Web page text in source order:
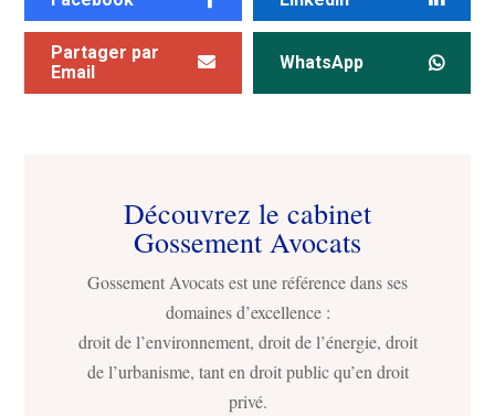
Partager par
Email
WhatsApp
Découvrez le cabinet
Gossement Avocats
Gossement Avocats est une référence dans ses
domaines d’excellence :
droit de l’environnement, droit de l’énergie, droit
de l’urbanisme, tant en droit public qu’en droit
privé.